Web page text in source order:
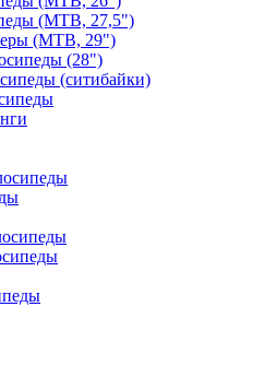
(MTB, 27,5")
(МТВ, 29")
(28")
(ситибайки)